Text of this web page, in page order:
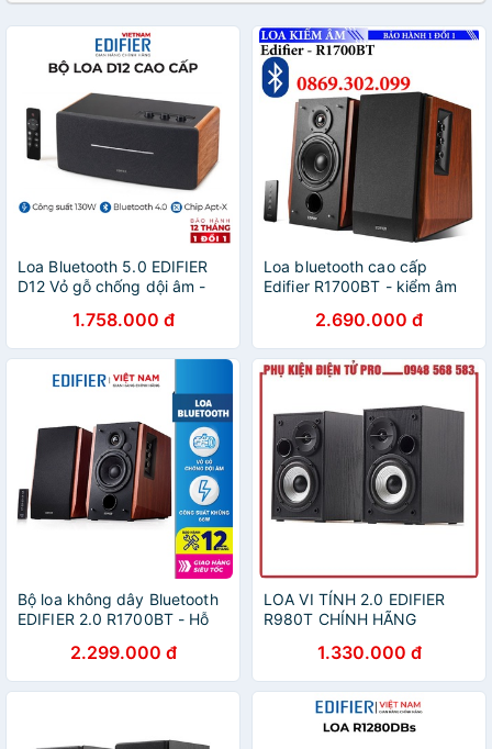
Loa Bluetooth 5.0 EDIFIER
D12 Vỏ gỗ chống dội âm -
Stereo - Kèm remote điều
khiển
1.758.000 đ
Loa bluetooth cao cấp
Edifier R1700BT - kiểm âm
thực thụ - Loa vi tính
2.690.000 đ
Bộ loa không dây Bluetooth
EDIFIER 2.0 R1700BT - Hỗ
remote điều khiển - Vỏ gỗ
chống dội âm
2.299.000 đ
LOA VI TÍNH 2.0 EDIFIER
R980T CHÍNH HÃNG
1.330.000 đ